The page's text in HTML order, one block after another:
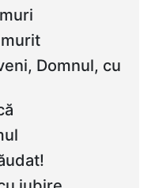
Domnul, cu